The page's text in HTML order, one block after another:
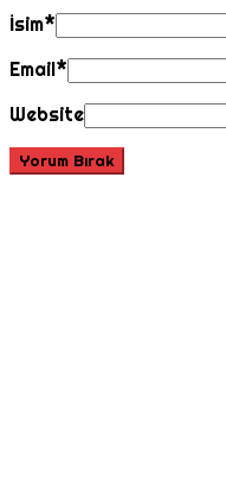
İsim*
Email*
Website